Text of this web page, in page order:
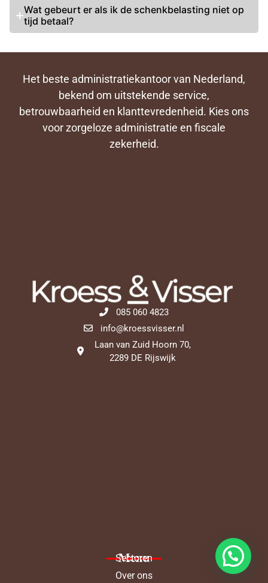
Wat gebeurt er als ik de schenkbelasting niet op
tijd betaal?
Het beste administratiekantoor van Nederland,
bekend om uitstekende service,
betrouwbaarheid en klanttevredenheid. Kies ons
voor zorgeloze administratie en fiscale
zekerheid.
085 060 4823
info@kroessvisser.nl
Laan van Zuid Hoorn 70,
2289 DE Rijswijk
Menu
Sectoren
Over ons